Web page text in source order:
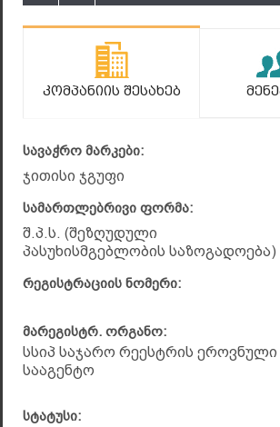
Კომპანიის Შესახებ
სავაჭრო მარკები:
ჯითისი ჯგუფი
სამართლებრივი ფორმა:
შ.პ.ს. (შეზღუდული
პასუხისმგებლობის საზოგადოება)
რეგისტრაციის ნომერი:
მარეგისტრ. ორგანო:
სსიპ საჯარო რეესტრის ეროვნული
სააგენტო
სტატუსი: